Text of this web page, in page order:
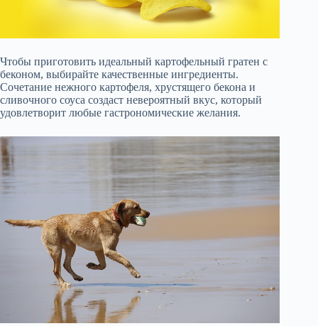
Чтобы приготовить идеальный картофельный гратен с
беконом, выбирайте качественные ингредиенты.
Сочетание нежного картофеля, хрустящего бекона и
сливочного соуса создаст невероятный вкус, который
удовлетворит любые гастрономические желания.